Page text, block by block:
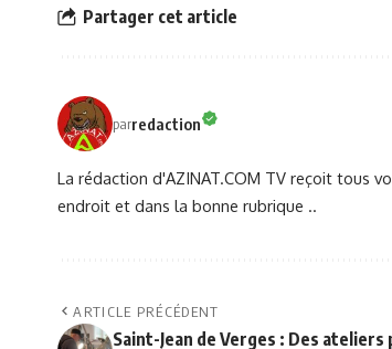
Partager cet article
parredaction
La rédaction d'AZINAT.COM TV reçoit tous
endroit et dans la bonne rubrique ..
ARTICLE PRÉCÉDENT
Saint-Jean de Verges : Des ateliers